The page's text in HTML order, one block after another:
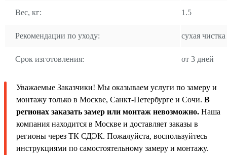
Вес, кг:
1.5
Рекомендации по уходу: сухая чистка
Срок изготовления: от 3 дней
Уважаемые Заказчики! Мы оказываем услуги по замеру и
монтажу только в Москве, Санкт-Петербурге и Сочи. В
регионах заказать замер или монтаж невозможно. Наша
компания находится в Москве и доставляет заказы в
регионы через ТК СДЭК. Пожалуйста, воспользуйтесь
инструкциями по самостоятельному замеру и монтажу.